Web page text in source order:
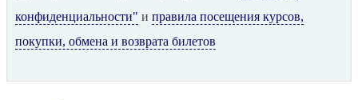
конфиденциальности" и правила посещения курсов,
покупки, обмена и возврата билетов